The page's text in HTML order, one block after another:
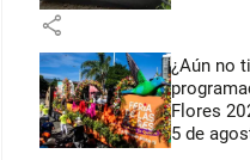
share
¿Aún no
Flores
5 de